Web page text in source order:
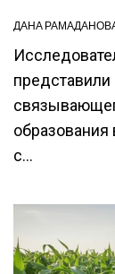
ДАНА
образования
с...